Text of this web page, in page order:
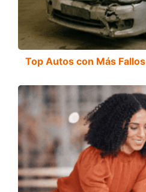
Top Autos con Más Fallos